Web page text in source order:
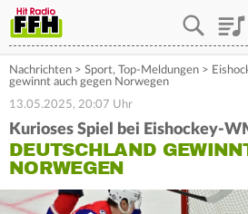
Nachrichten > Sport, Top-Meldungen >
gewinnt auch gegen Norwegen
13.05.2025, 20:07 Uhr
Kurioses Spiel bei Eishockey-
DEUTSCHLAND
NORWEGEN